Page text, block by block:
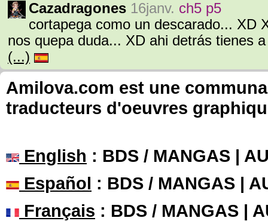
Cazadragones 16janv. ch5 p5
cortapega como un descarado... XD
nos quepa duda... XD ahi detrás tienes
(...)
Amilova.com est une
traducteurs d'oeuvres
English : BDS / MANGAS |
Español : BDS / MANGAS |
Français : BDS / MANGAS |